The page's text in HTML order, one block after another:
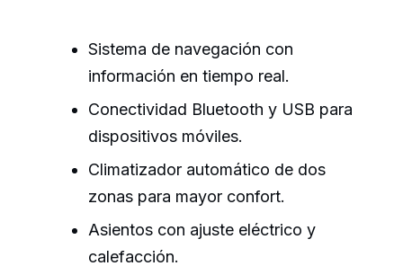
Sistema de navegación con
información en tiempo real.
Conectividad Bluetooth y USB para
dispositivos móviles.
Climatizador automático de dos
zonas para mayor confort.
Asientos con ajuste eléctrico y
calefacción.